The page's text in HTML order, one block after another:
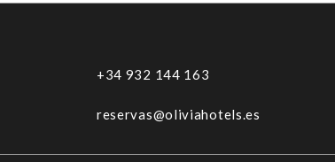
+34 932 144 163
reservas@oliviahotels.es